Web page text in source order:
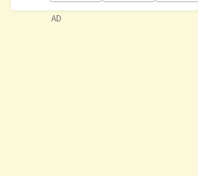
AD